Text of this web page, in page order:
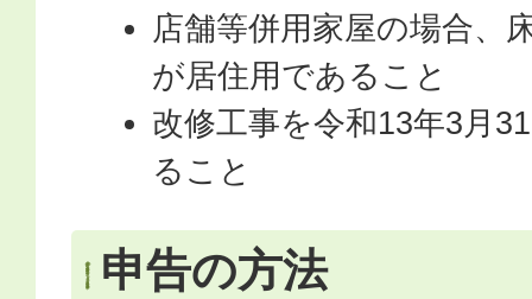
店舗等併用家屋の場合、
が居住用であること
改修工事を令和13年3月
ること
申告の方法